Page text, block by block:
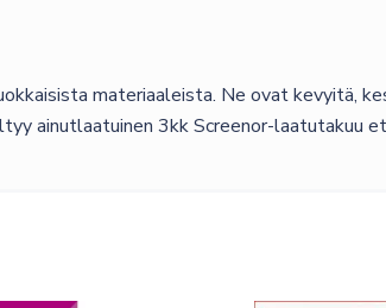
materiaaleista. Ne ovat kevyitä,
ainutlaatuinen 3kk Screenor-laatutakuu